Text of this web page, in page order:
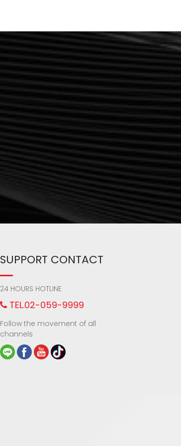
SUPPORT CONTACT
24 HOURS HOTLINE
TEL.02-059-9999
Follow the movement of all
channels